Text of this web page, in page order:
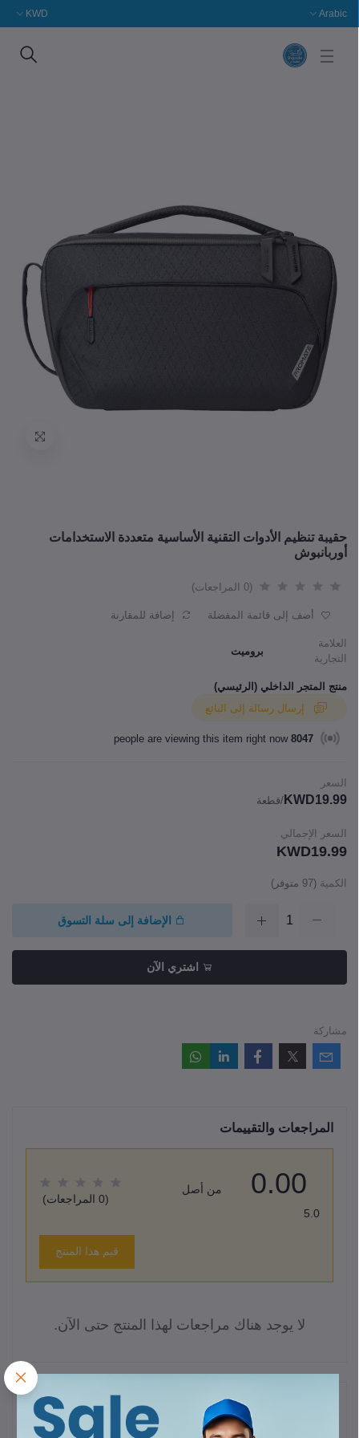
Arabic
KWD
حقيبة تنظيم الأدوات التقنية الأساسية متعددة الاستخدامات
أوربانبوش
(0 المراجعات)
أضف إلى قائمة المفضلة إضافة للمقارنة
العلامة
التجارية
بروميت
منتج المتجر الداخلي (الرئيسي)
8047
people are viewing this item right now
السعر
KWD19.99 /قطعة
السعر الإجمالي
KWD19.99
الكمية (
97 متوفر)
الإضافة إلى سلة التسوق
اشتري الآن
مشاركة
المراجعات والتقييمات
0.00
من أصل
5.0
(0 المراجعات)
قيم هذا المنتج
لا يوجد هناك مراجعات لهذا المنتج حتى الآن.